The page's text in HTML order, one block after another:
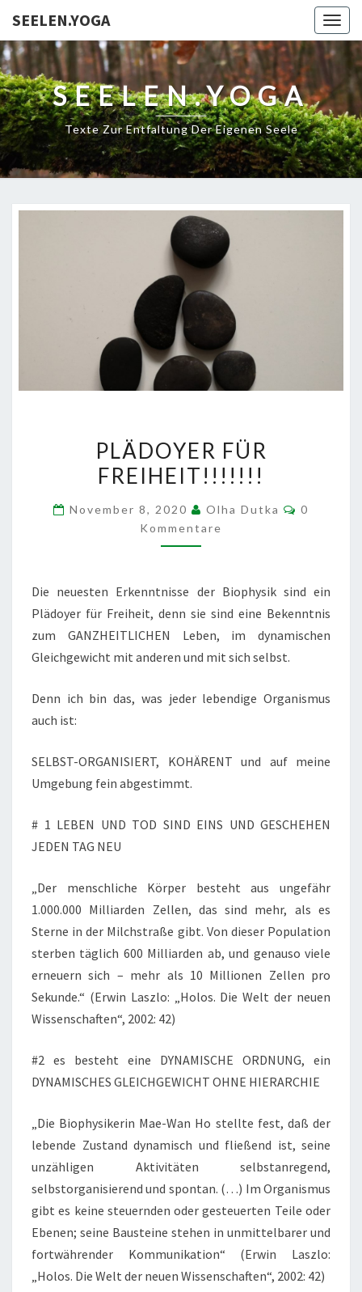
SEELEN.YOGA
SEELEN.YOGA
Texte Zur Entfaltung Der Eigenen Seele
FÜR
FREIHEIT!!!!!!!
PLÄDOYER FÜR
FREIHEIT!!!!!!!
November 8, 2020 Olha Dutka
0
Kommentare
Die neuesten Erkenntnisse der Biophysik sind ein
Plädoyer für Freiheit, denn sie sind eine Bekenntnis
zum GANZHEITLICHEN Leben, im dynamischen
Gleichgewicht mit anderen und mit sich selbst.
Denn ich bin das, was jeder lebendige Organismus
auch ist:
SELBST-ORGANISIERT, KOHÄRENT und auf meine
Umgebung fein abgestimmt.
# 1 LEBEN UND TOD SIND EINS UND GESCHEHEN
JEDEN TAG NEU
„Der menschliche Körper besteht aus ungefähr
1.000.000 Milliarden Zellen, das sind mehr, als es
Sterne in der Milchstraße gibt. Von dieser Population
sterben täglich 600 Milliarden ab, und genauso viele
erneuern sich – mehr als 10 Millionen Zellen pro
Sekunde.“ (Erwin Laszlo: „Holos. Die Welt der neuen
Wissenschaften“, 2002: 42)
#2 es besteht eine DYNAMISCHE ORDNUNG, ein
DYNAMISCHES GLEICHGEWICHT OHNE HIERARCHIE
„Die Biophysikerin Mae-Wan Ho stellte fest, daß der
lebende Zustand dynamisch und fließend ist, seine
unzähligen Aktivitäten selbstanregend,
selbstorganisierend und spontan. (…) Im Organismus
gibt es keine steuernden oder gesteuerten Teile oder
Ebenen; seine Bausteine stehen in unmittelbarer und
fortwährender Kommunikation“ (Erwin Laszlo:
„Holos. Die Welt der neuen Wissenschaften“, 2002: 42)